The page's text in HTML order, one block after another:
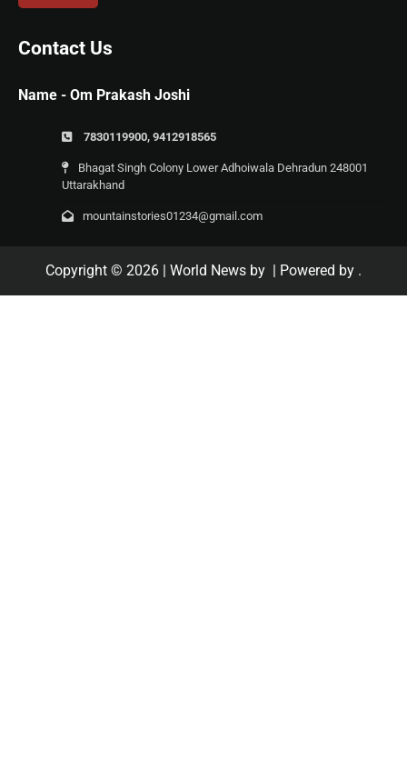
Contact Us
Name - Om Prakash Joshi
7830119900, 9412918565
Bhagat Singh Colony Lower Adhoiwala Dehradun 248001
Uttarakhand
mountainstories01234@gmail.com
Copyright © 2026 | World News by | Powered by .